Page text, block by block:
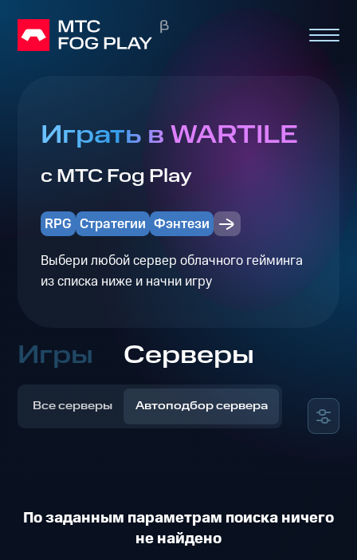
Играть в WARTILE
с МТС Fog Play
RPG Стратегии Фэнтези
Выбери любой сервер облачного гейминга
из списка ниже и начни игру
Игры Серверы
Все серверы Автоподбор сервера
По заданным параметрам поиска ничего
не найдено